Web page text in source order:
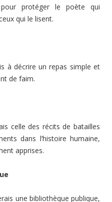
protéger le poète qui
qui le lisent.
à décrire un repas simple et
de faim.
celle des récits de batailles
dans l’histoire humaine,
apprises.
une bibliothèque publique,